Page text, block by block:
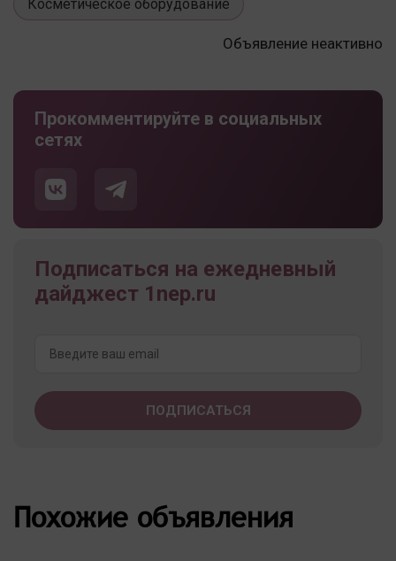
Косметическое оборудование
Объявление неактивно
Прокомментируйте в социальных
сетях
Подписаться на ежедневный
дайджест 1nep.ru
Похожие объявления